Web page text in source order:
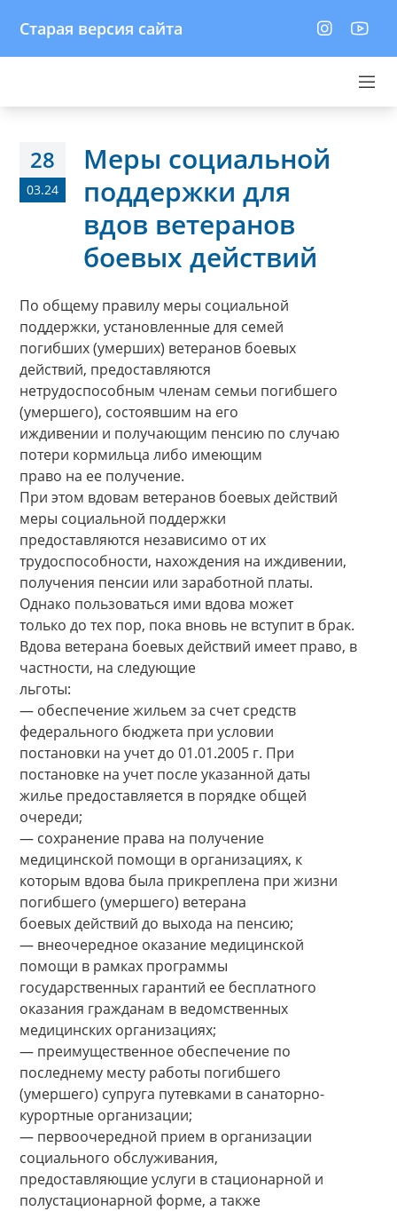
Старая версия сайта
28
03.24
Меры социальной
поддержки для
вдов ветеранов
боевых действий
По общему правилу меры социальной
поддержки, установленные для семей
погибших (умерших) ветеранов боевых
действий, предоставляются
нетрудоспособным членам семьи погибшего
(умершего), состоявшим на его
иждивении и получающим пенсию по случаю
потери кормильца либо имеющим
право на ее получение.
При этом вдовам ветеранов боевых действий
меры социальной поддержки
предоставляются независимо от их
трудоспособности, нахождения на иждивении,
получения пенсии или заработной платы.
Однако пользоваться ими вдова может
только до тех пор, пока вновь не вступит в брак.
Вдова ветерана боевых действий имеет право, в
частности, на следующие
льготы:
— обеспечение жильем за счет средств
федерального бюджета при условии
постановки на учет до 01.01.2005 г. При
постановке на учет после указанной даты
жилье предоставляется в порядке общей
очереди;
— сохранение права на получение
медицинской помощи в организациях, к
которым вдова была прикреплена при жизни
погибшего (умершего) ветерана
боевых действий до выхода на пенсию;
— внеочередное оказание медицинской
помощи в рамках программы
государственных гарантий ее бесплатного
оказания гражданам в ведомственных
медицинских организациях;
— преимущественное обеспечение по
последнему месту работы погибшего
(умершего) супруга путевками в санаторно-
курортные организации;
— первоочередной прием в организации
социального обслуживания,
предоставляющие услуги в стационарной и
полустационарной форме, а также